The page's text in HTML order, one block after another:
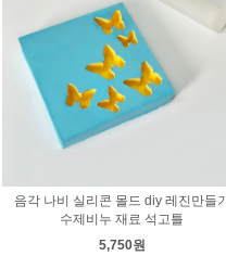
음각 나비 실리콘 몰드 diy 레진만들기
수제비누 재료 석고틀
5,750원